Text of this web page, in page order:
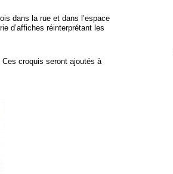
dans la rue et dans l’espace
d’affiches réinterprétant les
croquis seront ajoutés à